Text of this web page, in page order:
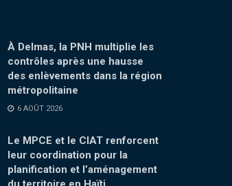
À Delmas, la PNH multiplie les
contrôles après une hausse
des enlèvements dans la région
métropolitaine
6 AOÛT 2026
Le MPCE et le CIAT renforcent
leur coordination pour la
planification et l’aménagement